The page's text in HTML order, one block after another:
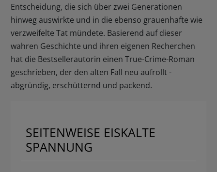
Entscheidung, die sich über zwei Generationen
hinweg auswirkte und in die ebenso grauenhafte wie
verzweifelte Tat mündete. Basierend auf dieser
wahren Geschichte und ihren eigenen Recherchen
hat die Bestsellerautorin einen True-Crime-Roman
geschrieben, der den alten Fall neu aufrollt -
abgründig, erschütternd und packend.
SEITENWEISE EISKALTE
SPANNUNG